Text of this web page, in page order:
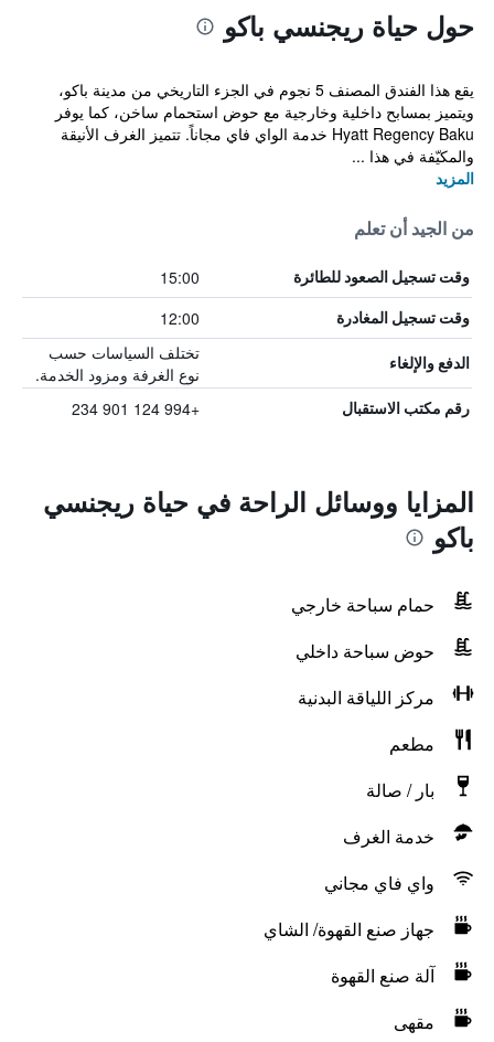
حول حياة ريجنسي باكو
يقع هذا الفندق المصنف 5 نجوم في الجزء التاريخي من مدينة باكو،
ويتميز بمسابح داخلية وخارجية مع حوض استحمام ساخن، كما يوفر
Hyatt Regency Baku خدمة الواي فاي مجاناً. تتميز الغرف الأنيقة
والمكيّفة في هذا ...
المزيد
من الجيد أن تعلم
وقت تسجيل الصعود للطائرة 15:00
وقت تسجيل المغادرة 12:00
الدفع والإلغاء
تختلف السياسات حسب
نوع الغرفة ومزود الخدمة.
رقم مكتب الاستقبال +994 124 901 234
المزايا ووسائل الراحة في حياة ريجنسي
باكو
حمام سباحة خارجي
حوض سباحة داخلي
مركز اللياقة البدنية
مطعم
بار / صالة
خدمة الغرف
واي فاي مجاني
جهاز صنع القهوة/ الشاي
آلة صنع القهوة
مقهى